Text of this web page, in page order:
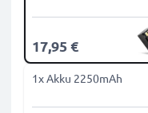
17,95 €
1x Akku 2250mAh